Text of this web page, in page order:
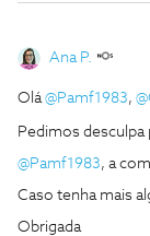
Ana P.
Olá@Pamf1983,
Pedimos desculpa
@Pamf1983, a
Caso tenha mais
Obrigada